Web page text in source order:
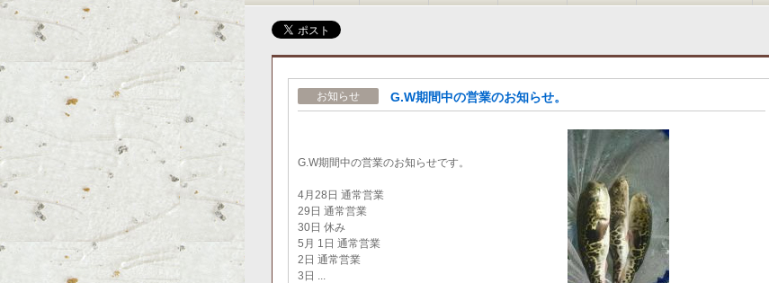
お知らせ G.W期間中の営業のお知らせ。
G.W期間中の営業のお知らせです。
4月28日 通常営業
29日 通常営業
30日 休み
5月 1日 通常営業
2日 通常営業
3日 ...